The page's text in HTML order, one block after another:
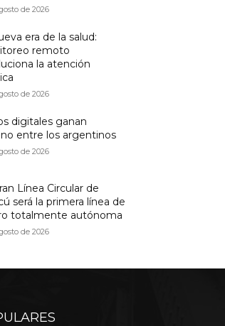
de 2026
era de la salud:
remoto
la atención
de 2026
digitales ganan
entre los argentinos
de 2026
Línea Circular de
será la primera línea de
totalmente autónoma
de 2026